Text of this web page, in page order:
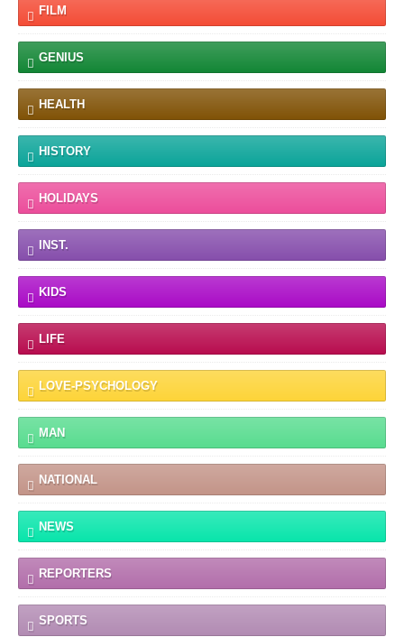
FILM
GENIUS
HEALTH
HISTORY
HOLIDAYS
INST.
KIDS
LIFE
LOVE-PSYCHOLOGY
MAN
NATIONAL
NEWS
REPORTERS
SPORTS